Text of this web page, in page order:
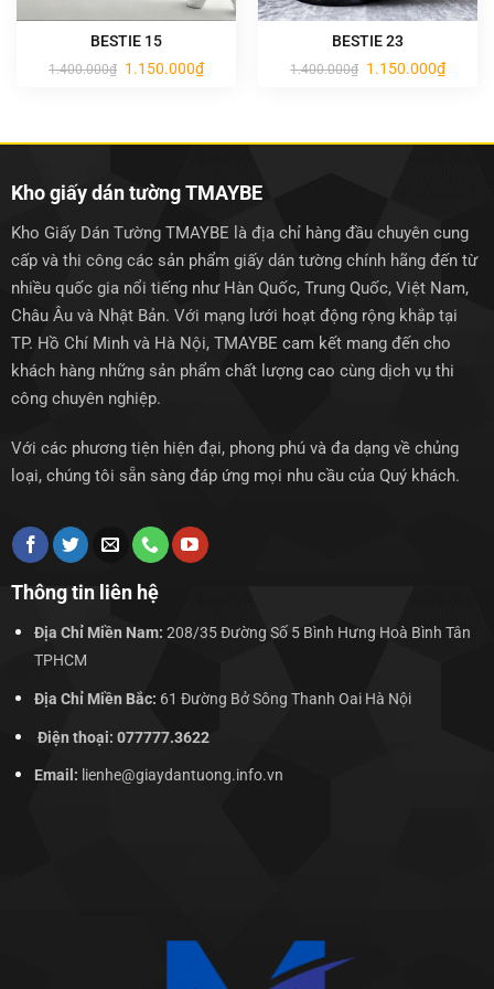
BESTIE 15
1.400.000₫ Giá
1.150.000₫Giá
hiện
BESTIE 23
1.400.000₫ Giá
1.150.000₫Giá
hiện
Kho giấy dán tường TMAYBE
Kho Giấy Dán Tường TMAYBE là địa chỉ hàng đầu chuyên cung
cấp và thi công các sản phẩm giấy dán tường chính hãng đến từ
nhiều quốc gia nổi tiếng như Hàn Quốc, Trung Quốc, Việt Nam,
Châu Âu và Nhật Bản. Với mạng lưới hoạt động rộng khắp tại
TP. Hồ Chí Minh và Hà Nội, TMAYBE cam kết mang đến cho
khách hàng những sản phẩm chất lượng cao cùng dịch vụ thi
công chuyên nghiệp.
Với các phương tiện hiện đại, phong phú và đa dạng về chủng
loại, chúng tôi sẵn sàng đáp ứng mọi nhu cầu của Quý khách.
Thông tin liên hệ
Địa Chỉ Miền Nam: 208/35 Đường Số 5 Bình Hưng Hoà Bình Tân
TPHCM
Địa Chỉ Miền Bắc: 61 Đường Bở Sông Thanh Oai Hà Nội
Điện thoại: 077777.3622
Email: lienhe@giaydantuong.info.vn